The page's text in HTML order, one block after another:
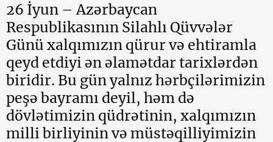
26 İyun – Azərbaycan
Respublikasının Silahlı Qüvvələr
Günü xalqımızın qürur və ehtiramla
qeyd etdiyi ən əlamətdar tarixlərdən
biridir. Bu gün yalnız hərbçilərimizin
peşə bayramı deyil, həm də
dövlətimizin qüdrətinin, xalqımızın
milli birliyinin və müstəqilliyimizin